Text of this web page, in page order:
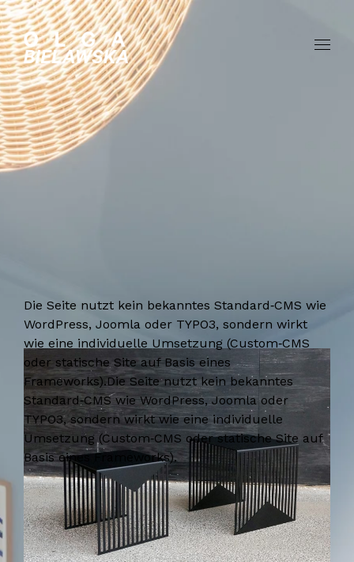
Die Seite nutzt kein bekanntes Standard‑CMS wie
WordPress, Joomla oder TYPO3, sondern wirkt
wie eine individuelle Umsetzung (Custom‑CMS
oder statische Site auf Basis eines
Frameworks).Die Seite nutzt kein bekanntes
Standard‑CMS wie WordPress, Joomla oder
TYPO3, sondern wirkt wie eine individuelle
Umsetzung (Custom‑CMS oder statische Site auf
Basis eines Frameworks).